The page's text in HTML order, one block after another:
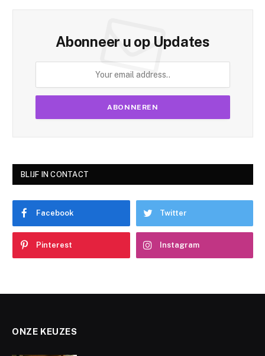
Abonneer u op Updates
BLIJF IN CONTACT
Facebook Twitter
Pinterest Instagram
ONZE KEUZES